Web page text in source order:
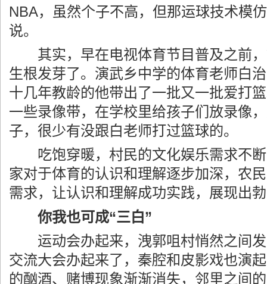
NBA，虽然个子不高，但那运球技术模
说。
其实，早在电视体育节目普及之前，
生根发芽了。演武乡中学的体育老师白
十几年教龄的他带出了一批又一批爱打
一些录像带，在学校里给孩子们放录像
子，很少有没跟白老师打过篮球的。
吃饱穿暖，村民的文化娱乐需求不断
家对于体育的认识和理解逐步加深，农
需求，让认识和理解成功实践，展现出
你我也可成“三白”
运动会办起来，洩郭咀村悄然之间发
交流大会办起来了，秦腔和皮影戏也演
的酗酒、赌博现象渐渐消失，邻里之间